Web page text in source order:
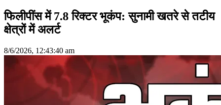
फिलीपींस में 7.8 रिक्टर भूकंप: सुनामी खतरे से तटीय
क्षेत्रों में अलर्ट
8/6/2026, 12:43:40 am